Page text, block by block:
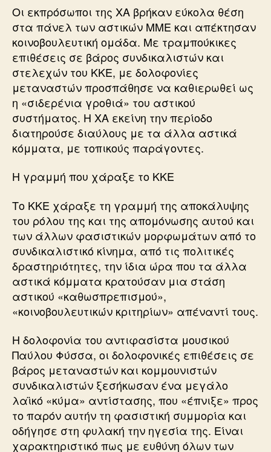
Οι εκπρόσωποι της ΧΑ βρήκαν εύκολα θέση
στα πάνελ των αστικών ΜΜΕ και απέκτησαν
κοινοβουλευτική ομάδα. Με τραμπούκικες
επιθέσεις σε βάρος συνδικαλιστών και
στελεχών του ΚΚΕ, με δολοφονίες
μεταναστών προσπάθησε να καθιερωθεί ως
η «σιδερένια γροθιά» του αστικού
συστήματος. Η ΧΑ εκείνη την περίοδο
διατηρούσε διαύλους με τα άλλα αστικά
κόμματα, με τοπικούς παράγοντες.
Η γραμμή που χάραξε το ΚΚΕ
Το ΚΚΕ χάραξε τη γραμμή της αποκάλυψης
του ρόλου της και της απομόνωσης αυτού και
των άλλων φασιστικών μορφωμάτων από το
συνδικαλιστικό κίνημα, από τις πολιτικές
δραστηριότητες, την ίδια ώρα που τα άλλα
αστικά κόμματα κρατούσαν μια στάση
αστικού «καθωσπρεπισμού»,
«κοινοβουλευτικών κριτηρίων» απέναντί τους.
Η δολοφονία του αντιφασίστα μουσικού
Παύλου Φύσσα, οι δολοφονικές επιθέσεις σε
βάρος μεταναστών και κομμουνιστών
συνδικαλιστών ξεσήκωσαν ένα μεγάλο
λαϊκό «κύμα» αντίστασης, που «έπνιξε» προς
το παρόν αυτήν τη φασιστική συμμορία και
οδήγησε στη φυλακή την ηγεσία της. Είναι
χαρακτηριστικό πως με ευθύνη όλων των